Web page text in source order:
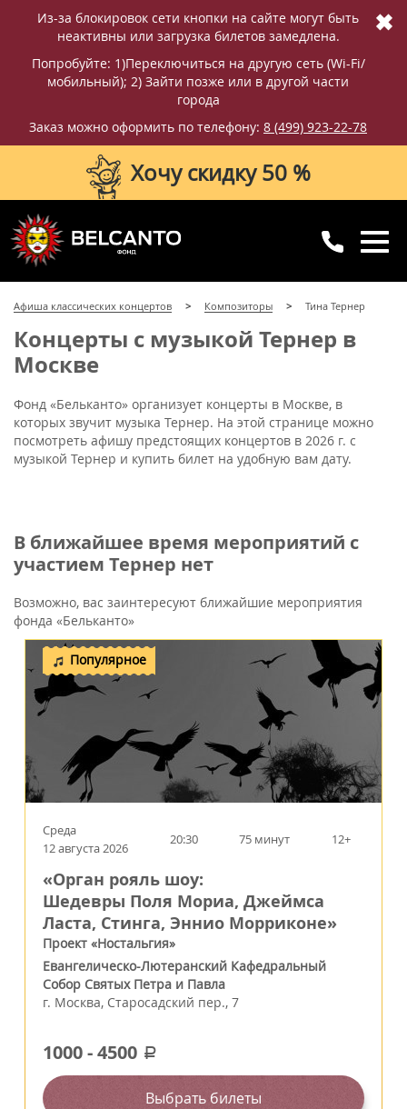
Из-за блокировок сети кнопки на сайте могут быть
неактивны или загрузка билетов замедлена.
Попробуйте: 1)Переключиться на другую сеть (Wi-Fi/
мобильный); 2) Зайти позже или в другой части
города
Заказ можно оформить по телефону: 8 (499) 923-22-78
✖
Хочу скидку 50 %
8 (499) 923-22-78
8 (800) 770-09-71
для регионов
Афиша классических концертов Композиторы Тина Тернер
Концерты с музыкой Тернер в
Москве
Фонд «Бельканто» организует концерты в Москве, в
которых звучит музыка Тернер. На этой странице можно
посмотреть афишу предстоящих концертов в 2026 г. с
музыкой Тернер и купить билет на удобную вам дату.
В ближайшее время мероприятий с
участием Тернер нет
Возможно, вас заинтересуют ближайшие мероприятия
фонда «Бельканто»
Популярное
Среда
12 августа 2026
20:30 75 минут 12+
«Орган рояль шоу:
Шедевры Поля Мориа, Джеймса
Ласта, Стинга, Эннио Морриконе»
Проект «Ностальгия»
Евангелическо-Лютеранский Кафедральный
Собор Святых Петра и Павла
г. Москва, Старосадский пер., 7
1000-4500 a
Выбрать билеты